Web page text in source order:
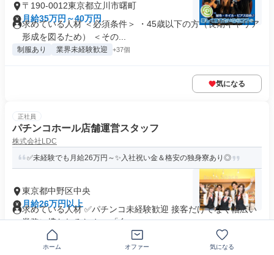
〒190-0012東京都立川市曙町
月給35万円～40万円
求めている人材 ＜必須条件＞ ・45歳以下の方（長期キャリア
形成を図るため） ＜その...
制服あり 業界未経験歓迎 +37個
気になる
正社員
パチンコホール店舗運営スタッフ
株式会社LDC
✅未経験でも月給26万円～✨️入社祝い金＆格安の独身寮あり◎
東京都中野区中央
月給26万円以上
求めている人材 ✅パチンコ未経験歓迎 接客だけでなく幅広い
業務に携われるため、 「自...
業界未経験歓迎
ホーム オファー 気になる